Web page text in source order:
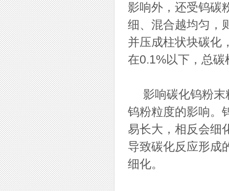
影响外，还受钨碳
细、混合越均匀，
并压成柱状块碳化
在0.1%以下，总
影响碳化钨粉末
钨粉粒度的影响。
易长大，相反会细
导致碳化反应形成
细化。